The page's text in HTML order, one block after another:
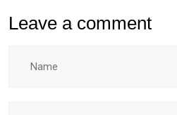
Leave a comment